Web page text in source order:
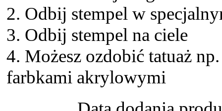
2. Odbij stempel w
3. Odbij stempel na ciele
4. Możesz ozdobić tatuaż
farbkami akrylowymi